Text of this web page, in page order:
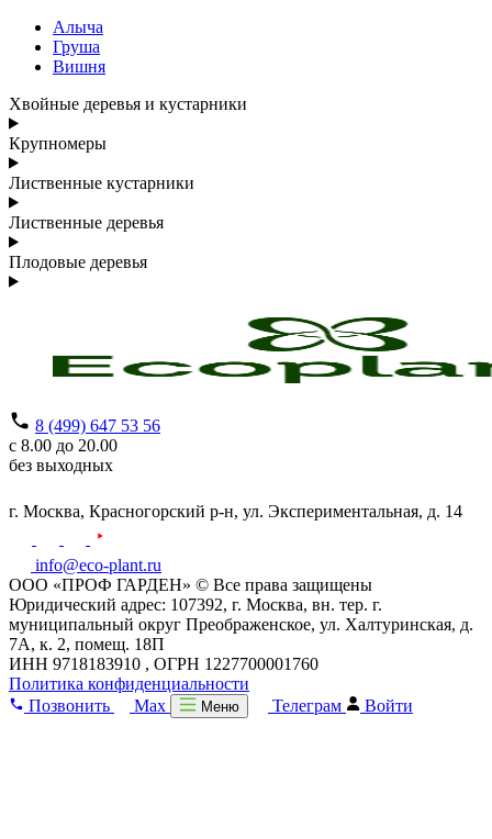
Алыча
Груша
Вишня
Хвойные деревья и кустарники
Крупномеры
Лиственные кустарники
Лиственные деревья
Плодовые деревья
8 (499) 647 53 56
с 8.00 до 20.00
без выходных
г. Москва, Красногорский р-н, ул. Экспериментальная, д. 14
info@eco-plant.ru
ООО «ПРОФ ГАРДЕН» © Все права защищены
Юридический адрес: 107392, г. Москва, вн. тер. г.
муниципальный округ Преображенское, ул. Халтуринская, д.
7А, к. 2, помещ. 18П
ИНН 9718183910 , ОГРН 1227700001760
Политика конфиденциальности
Позвонить
Max Меню Телеграм Войти